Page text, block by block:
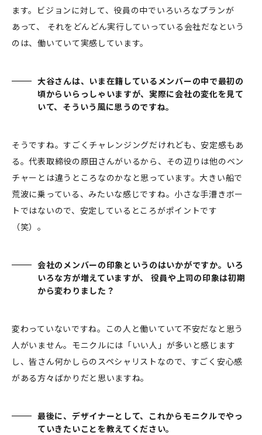
ます。ビジョンに対して、役員の中でいろいろなプランが
あって、 それをどんどん実行していっている会社だなという
のは、働いていて実感しています。
大谷さんは、いま在籍しているメンバーの中で最初の
頃からいらっしゃいますが、実際に会社の変化を見て
いて、そういう風に思うのですね。
そうですね。すごくチャレンジングだけれども、安定感もあ
る。代表取締役の原田さんがいるから、その辺りは他のベン
チャーとは違うところなのかなと思っています。大きい船で
荒波に乗っている、みたいな感じですね。小さな手漕きボー
トではないので、安定しているところがポイントです
（笑）。
会社のメンバーの印象というのはいかがですか。いろ
いろな方が増えていますが、 役員や上司の印象は初期
から変わりました？
変わっていないですね。この人と働いていて不安だなと思う
人がいません。モニクルには「いい人」が多いと感じます
し、皆さん何かしらのスペシャリストなので、すごく安心感
がある方々ばかりだと思いますね。
最後に、デザイナーとして、これからモニクルでやっ
ていきたいことを教えてください。